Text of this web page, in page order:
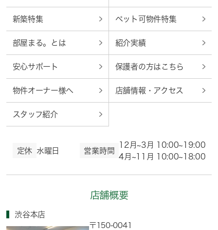
新築特集 ペット可物件特集
部屋まる。とは 紹介実績
安心サポート 保護者の方はこちら
物件オーナー様へ 店舗情報・アクセス
スタッフ紹介
定休 水曜日 営業時間
12月~3月 10:00~19:00
4月~11月 10:00~18:00
店舗概要
渋谷本店
〒150-0041